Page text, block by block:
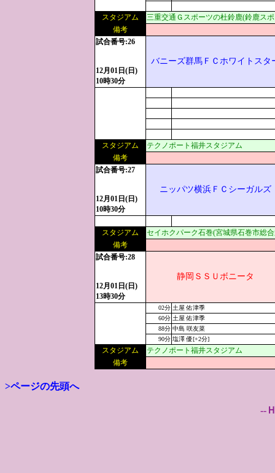
スタジアム
三重交通Ｇスポーツの杜鈴鹿(鈴鹿ス
備考
試合番号:26
12月01日(日)
10時30分
バニーズ群馬ＦＣホワイトスタ
スタジアム
テクノポート福井スタジアム
備考
試合番号:27
12月01日(日)
10時30分
ニッパツ横浜ＦＣシーガルズ
スタジアム
セイホクパーク石巻(宮城県石巻市総
備考
試合番号:28
12月01日(日)
13時30分
静岡ＳＳＵボニータ
02分 土屋 佑津季
60分 土屋 佑津季
88分 中島 咲友菜
90分 塩澤 優[+2分]
スタジアム
テクノポート福井スタジアム
備考
>ページの先頭へ
--